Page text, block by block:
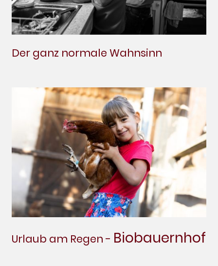
Der ganz normale Wahnsinn
Urlaub am Regen - Biobauernhof